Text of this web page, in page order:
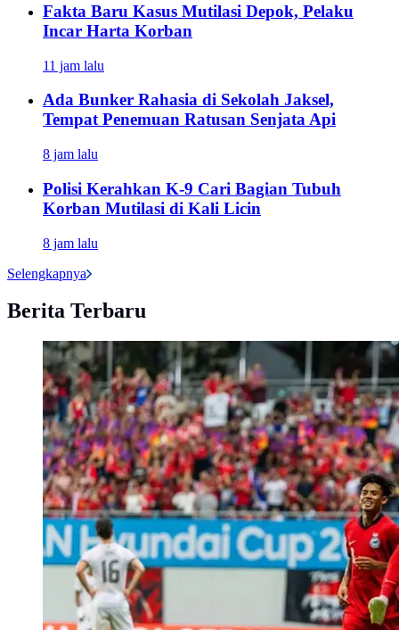
Fakta Baru Kasus Mutilasi Depok, Pelaku
Incar Harta Korban
11 jam lalu
Ada Bunker Rahasia di Sekolah Jaksel,
Tempat Penemuan Ratusan Senjata Api
8 jam lalu
Polisi Kerahkan K-9 Cari Bagian Tubuh
Korban Mutilasi di Kali Licin
8 jam lalu
Selengkapnya
Berita Terbaru